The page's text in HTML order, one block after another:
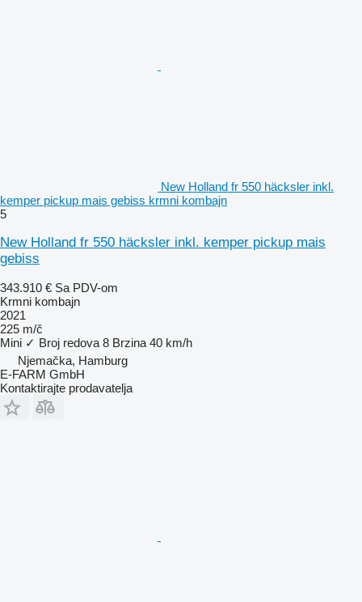
New Holland fr 550 häcksler inkl.
kemper pickup mais gebiss krmni kombajn
5
New Holland fr 550 häcksler inkl. kemper pickup mais
gebiss
343.910 € Sa PDV-om
Krmni kombajn
2021
225 m/č
Mini ✓ Broj redova 8 Brzina 40 km/h
Njemačka, Hamburg
E-FARM GmbH
Kontaktirajte prodavatelja